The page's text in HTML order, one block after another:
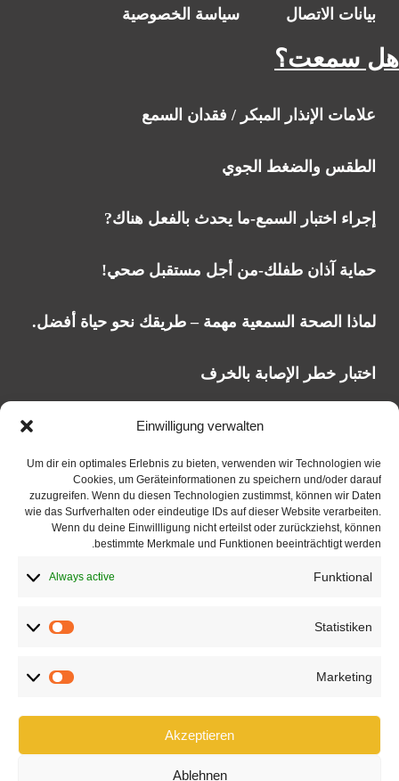
Einwilligung verwalten
Um dir ein optimales Erlebnis zu bieten, verwenden wir Technologien wie
Cookies, um Geräteinformationen zu speichern und/oder darauf
zuzugreifen. Wenn du diesen Technologien zustimmst, können wir Daten
wie das Surfverhalten oder eindeutige IDs auf dieser Website verarbeiten.
Wenn du deine Einwillligung nicht erteilst oder zurückziehst, können
bestimmte Merkmale und Funktionen beeinträchtigt werden.
Funktional
Always active
Statistiken
Statistiken
Marketing
Marketing
Akzeptieren
Ablehnen
بيانات الاتصال سياسة الخصوصية
هل سمعت؟
علامات الإنذار المبكر / فقدان السمع
الطقس والضغط الجوي
إجراء اختبار السمع-ما يحدث بالفعل هناك?
حماية آذان طفلك-من أجل مستقبل صحي!
لماذا الصحة السمعية مهمة – طريقك نحو حياة أفضل.
اختبار خطر الإصابة بالخرف
شارع كاردينال-فيندل 41
66440 بليسكاتل
هاتف: 06842 8913713
شارع ماينزر 56
من الاثنين إلى الجمعة 9:00 – 13:00
ومن 14:00 – 18:00
وكذلك بالمواعيد